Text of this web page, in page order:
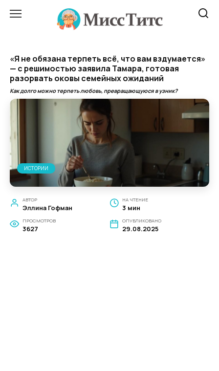
«Я не обязана терпеть всё, что вам вздумается»
— с решимостью заявила Тамара, готовая
разорвать оковы семейных ожиданий
Как долго можно терпеть любовь, превращающуюся в узник?
ИСТОРИИ
АВТОР
Эллина Гофман
НА ЧТЕНИЕ
3 мин
ПРОСМОТРОВ
3627
ОПУБЛИКОВАНО
29.08.2025